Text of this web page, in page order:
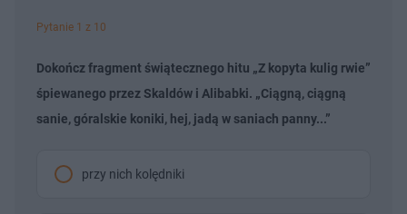
Pytanie 1 z 10
Dokończ fragment świątecznego hitu „Z kopyta kulig rwie”
śpiewanego przez Skaldów i Alibabki. „Ciągną, ciągną
sanie, góralskie koniki, hej, jadą w saniach panny...”
przy nich kolędniki